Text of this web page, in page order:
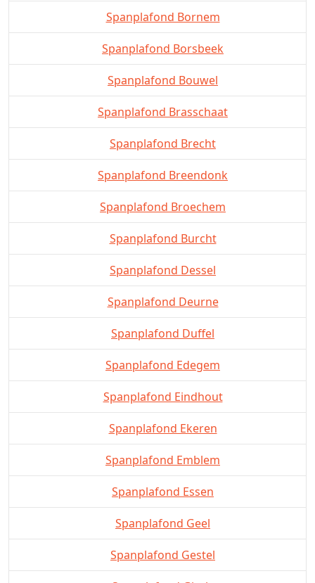
Spanplafond Bornem
Spanplafond Borsbeek
Spanplafond Bouwel
Spanplafond Brasschaat
Spanplafond Brecht
Spanplafond Breendonk
Spanplafond Broechem
Spanplafond Burcht
Spanplafond Dessel
Spanplafond Deurne
Spanplafond Duffel
Spanplafond Edegem
Spanplafond Eindhout
Spanplafond Ekeren
Spanplafond Emblem
Spanplafond Essen
Spanplafond Geel
Spanplafond Gestel